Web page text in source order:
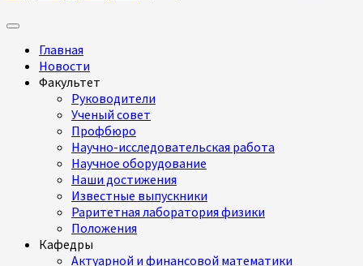
Основное
Главная
Новости
Факультет
Руководители
Ученый совет
Профбюро
Научно-исследовательская работа
Научное оборудование
Наши достижения
Известные выпускники
Раритетная лаборатория физики
Положения
Кафедры
Актуарной и финансовой математики